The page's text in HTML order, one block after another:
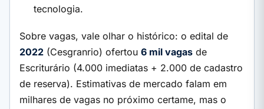
tecnologia.
Sobre vagas, vale olhar o histórico: o edital de
2022 (Cesgranrio) ofertou 6 mil vagas de
Escriturário (4.000 imediatas + 2.000 de cadastro
de reserva). Estimativas de mercado falam em
milhares de vagas no próximo certame, mas o